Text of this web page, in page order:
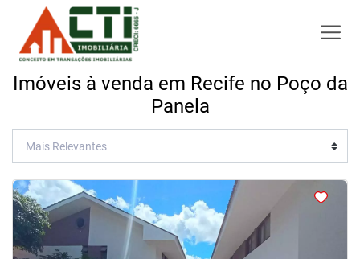
Imóveis à venda em Recife no Poço da
Panela
<<<<